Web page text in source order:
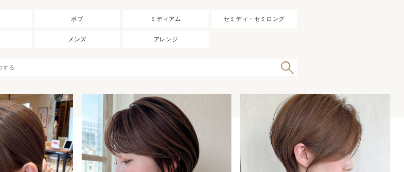
ボブ ミディアム セミディ・セミロング
メンズ アレンジ